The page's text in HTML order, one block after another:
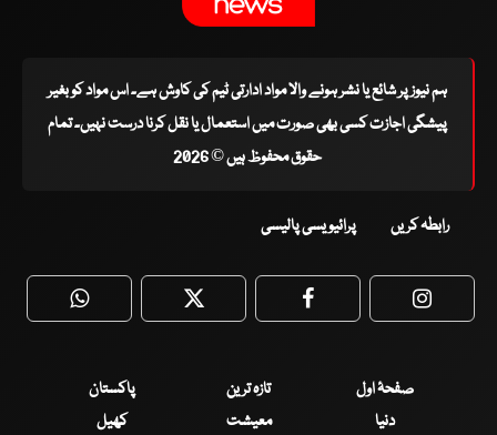
ہم نیوز پر شائع یا نشر ہونے والا مواد ادارتی ٹیم کی کاوش ہے۔ اس مواد کو بغیر
پیشگی اجازت کسی بھی صورت میں استعمال یا نقل کرنا درست نہیں۔ تمام
حقوق محفوظ ہیں © 2026
رابطہ کریں پرائیویسی پالیسی
WhatsApp Twitter Facebook
صفحۂ اول تازہ ترین
پاکستان
دنیا
معیشت
کھیل